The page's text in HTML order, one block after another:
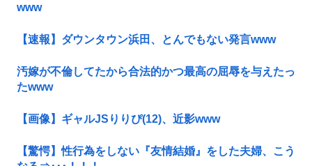
www
【速報】ダウンタウン浜田、とんでもない発言www
汚嫁が不倫してたから合法的かつ最高の屈辱を与えたっ
たwww
【画像】ギャルJSりりぴ(12)、近影www
【驚愕】性行為をしない『友情結婚』をした夫婦、こう